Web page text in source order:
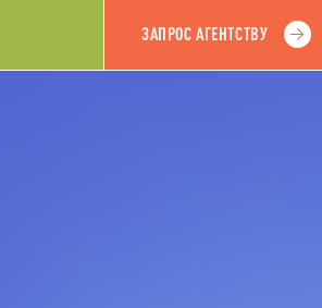
ЗАПРОС АГЕНТСТВУ